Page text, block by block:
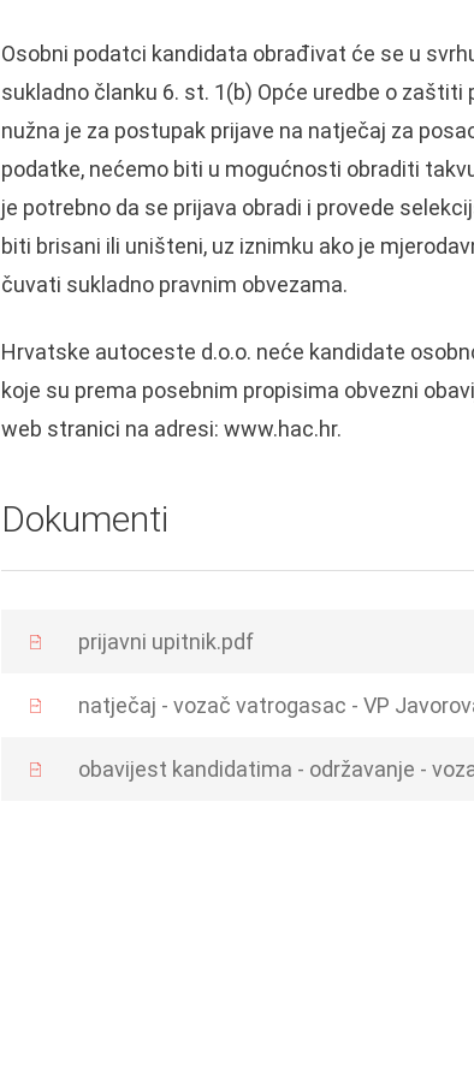
Osobni podatci kandidata obrađivat će se u
sukladno članku 6. st. 1(b) Opće uredbe o zaštiti
nužna je za postupak prijave na natječaj za
podatke, nećemo biti u mogućnosti obraditi
je potrebno da se prijava obradi i provede
biti brisani ili uništeni, uz iznimku ako je
čuvati sukladno pravnim obvezama.
Hrvatske autoceste d.o.o. neće kandidate
koje su prema posebnim propisima obvezni
web stranici na adresi: www.hac.hr.
Dokumenti
prijavni upitnik.pdf
natječaj - vozač vatrogasac - VP
obavijest kandidatima - održavanje -